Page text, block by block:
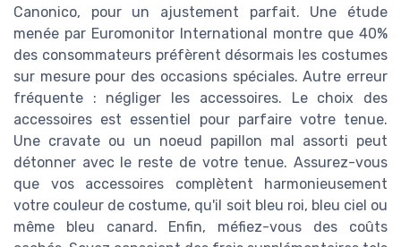
Canonico, pour un ajustement parfait. Une étude
menée par Euromonitor International montre que 40%
des consommateurs préfèrent désormais les costumes
sur mesure pour des occasions spéciales. Autre erreur
fréquente : négliger les accessoires. Le choix des
accessoires est essentiel pour parfaire votre tenue.
Une cravate ou un noeud papillon mal assorti peut
détonner avec le reste de votre tenue. Assurez-vous
que vos accessoires complètent harmonieusement
votre couleur de costume, qu'il soit bleu roi, bleu ciel ou
même bleu canard. Enfin, méfiez-vous des coûts